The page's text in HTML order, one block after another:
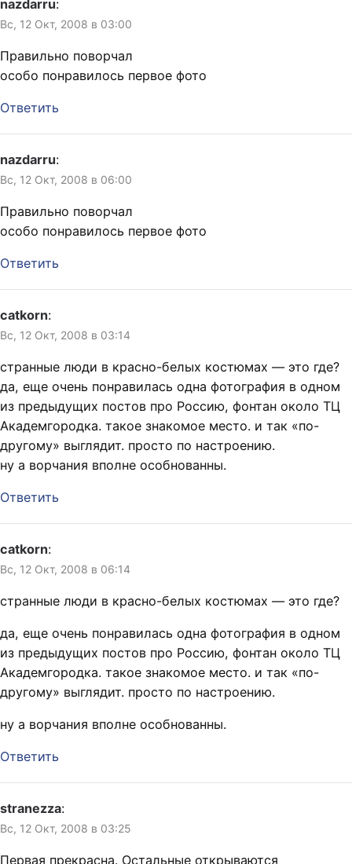
nazdarru:
Вс, 12 Окт, 2008 в 03:00
Правильно поворчал
особо понравилось первое фото
Ответить
nazdarru:
Вс, 12 Окт, 2008 в 06:00
Правильно поворчал
особо понравилось первое фото
Ответить
catkorn:
Вс, 12 Окт, 2008 в 03:14
странные люди в красно-белых костюмах — это где?
да, еще очень понравилась одна фотография в одном
из предыдущих постов про Россию, фонтан около ТЦ
Академгородка. такое знакомое место. и так «по-
другому» выглядит. просто по настроению.
ну а ворчания вполне особнованны.
Ответить
catkorn:
Вс, 12 Окт, 2008 в 06:14
странные люди в красно-белых костюмах — это где?
да, еще очень понравилась одна фотография в одном
из предыдущих постов про Россию, фонтан около ТЦ
Академгородка. такое знакомое место. и так «по-
другому» выглядит. просто по настроению.
ну а ворчания вполне особнованны.
Ответить
stranezza:
Вс, 12 Окт, 2008 в 03:25
Первая прекрасна. Остальные открываются